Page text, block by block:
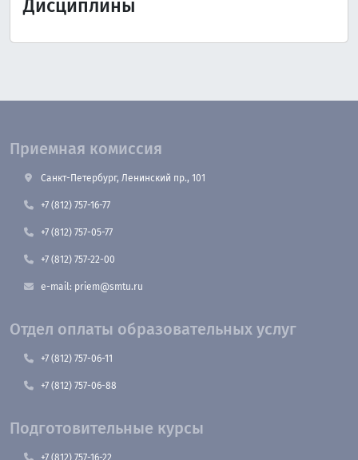
Дисциплины
Приемная комиссия
Санкт-Петербург, Ленинский пр., 101
+7 (812) 757-16-77
+7 (812) 757-05-77
+7 (812) 757-22-00
e-mail: priem@smtu.ru
Отдел оплаты образовательных услуг
+7 (812) 757-06-11
+7 (812) 757-06-88
Подготовительные курсы
+7 (812) 757-16-22